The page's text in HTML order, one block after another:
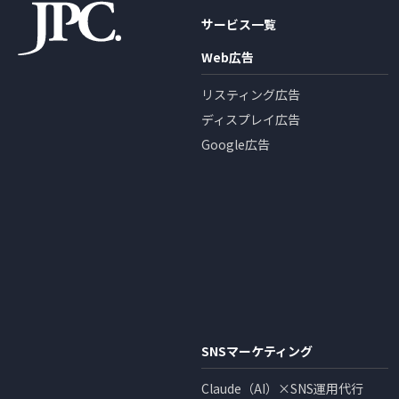
サービス一覧
Web広告
リスティング広告
ディスプレイ広告
Google広告
SNSマーケティング
Claude（AI）×SNS運用代行